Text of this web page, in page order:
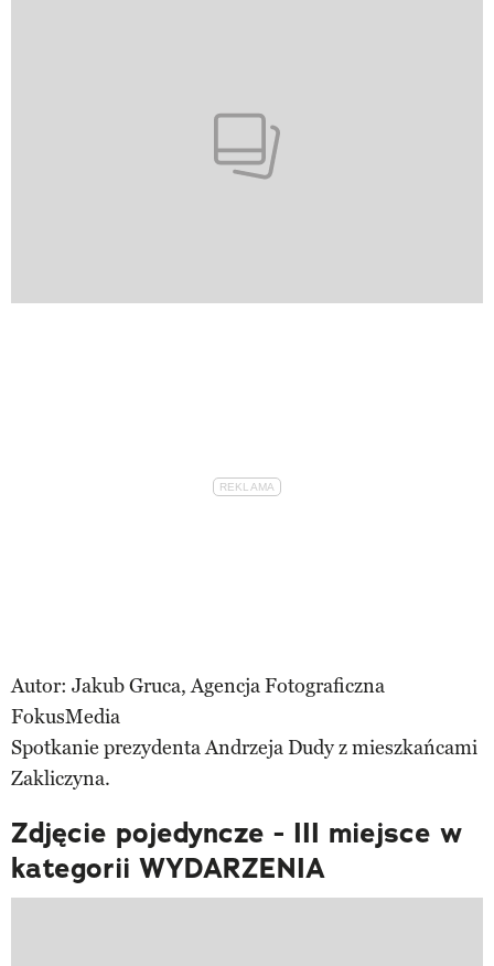
Autor: Jakub Gruca, Agencja Fotograficzna
FokusMedia
Spotkanie prezydenta Andrzeja Dudy z mieszkańcami
Zakliczyna.
Zdjęcie pojedyncze - III miejsce w
kategorii WYDARZENIA